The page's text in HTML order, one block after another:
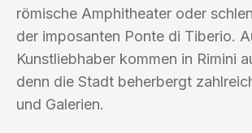
römische Amphitheater oder
der imposanten Ponte di Tiberio.
Kunstliebhaber kommen in Rimini
denn die Stadt beherbergt
und Galerien.